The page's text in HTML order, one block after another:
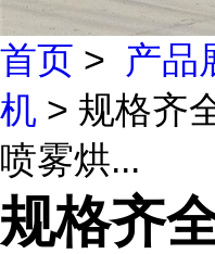
首页 > 产品
机 > 规格齐
喷雾烘...
规格齐